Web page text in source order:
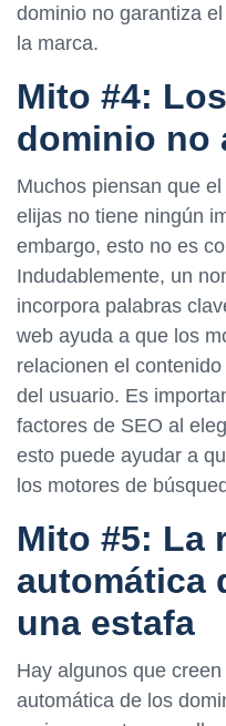
dominio no garantiza
la marca.
Mito #4:
dominio no
Muchos piensan que
elijas no tiene ningún
embargo, esto no es
Indudablemente, un
incorpora palabras
web ayuda a que los
relacionen el
del usuario. Es
factores de SEO al
esto puede ayudar a
los motores de
Mito #5: La
automática
una estafa
Hay algunos que
automática de los